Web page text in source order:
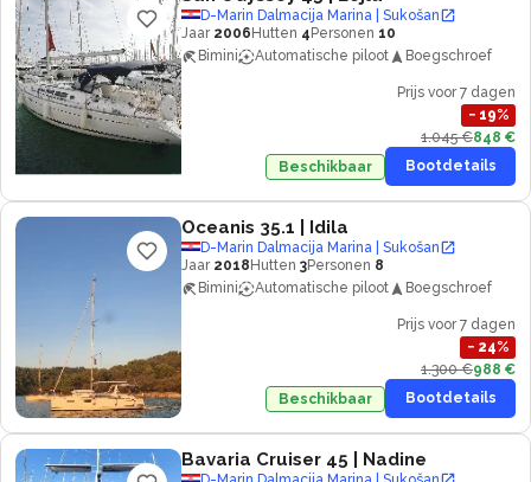
D-Marin Dalmacija Marina | Sukošan
Jaar 2006 Hutten 4 Personen 10
Bimini
Automatische piloot Boegschroef
Prijs voor 7 dagen
− 19%
1.045 €848 €
Beschikbaar
Bootdetails
Oceanis 35.1 | Idila
D-Marin Dalmacija Marina | Sukošan
Jaar 2018 Hutten 3Personen 8
Bimini
Automatische piloot Boegschroef
Prijs voor 7 dagen
− 24%
1.300 €988 €
Beschikbaar
Bootdetails
Bavaria Cruiser 45 | Nadine